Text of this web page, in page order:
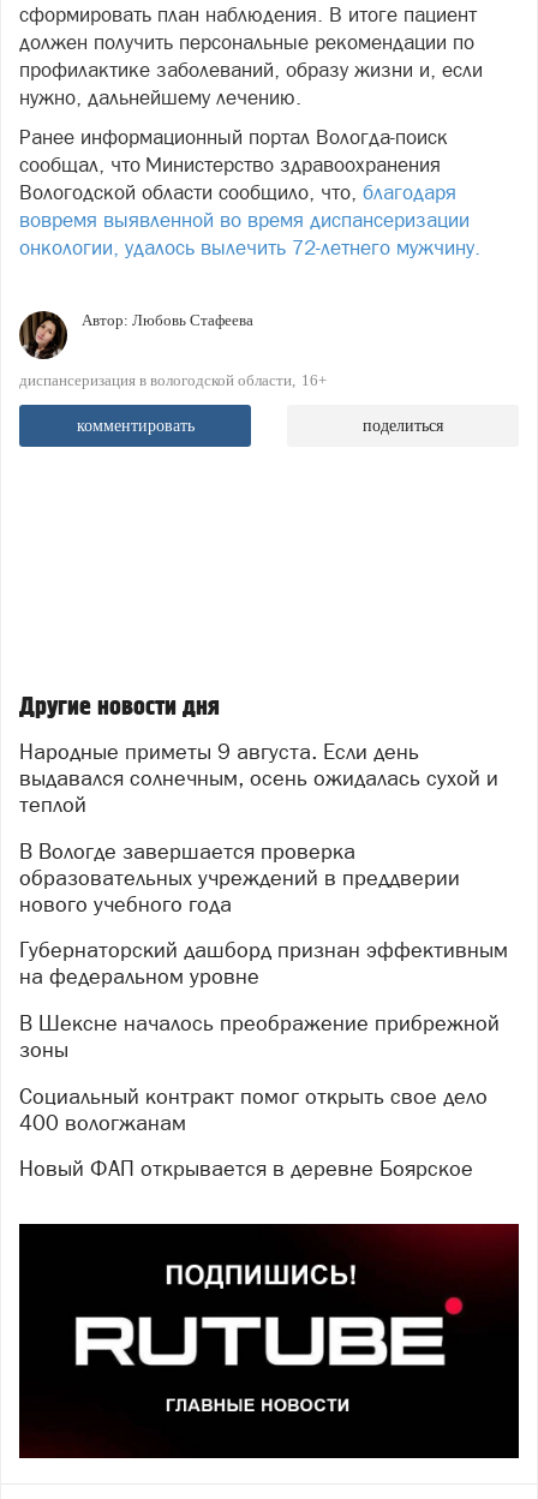
сформировать план наблюдения. В итоге пациент
должен получить персональные рекомендации по
профилактике заболеваний, образу жизни и, если
нужно, дальнейшему лечению.
Ранее информационный портал Вологда-поиск
сообщал, что Министерство здравоохранения
Вологодской области сообщило, что, благодаря
вовремя выявленной во время диспансеризации
онкологии, удалось вылечить 72-летнего мужчину.
Автор: Любовь Стафеева
диспансеризация в вологодской области 16+
комментировать поделиться
Другие новости дня
Народные приметы 9 августа. Если день
выдавался солнечным, осень ожидалась сухой и
теплой
В Вологде завершается проверка
образовательных учреждений в преддверии
нового учебного года
Губернаторский дашборд признан эффективным
на федеральном уровне
В Шексне началось преображение прибрежной
зоны
Социальный контракт помог открыть свое дело
400 вологжанам
Новый ФАП открывается в деревне Боярское